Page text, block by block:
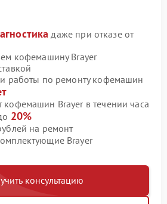
даже при отказе от
кофемашину Brayer
работы по ремонту кофемашин
Brayer в течении часа
20%
на ремонт
Brayer
консультацию